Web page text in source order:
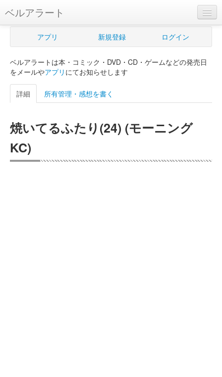
ベルアラート
ベルアラートとは
新規登録
ログイン
購入管理
Myシェルフ
アプリ 新規登録 ログイン
ベルアラートは本・コミック・DVD・CD・ゲームなどの発売日
をメールやアプリ にてお知らせします
詳細 所有管理・感想を書く
焼いてるふたり(24) (モーニング
KC)